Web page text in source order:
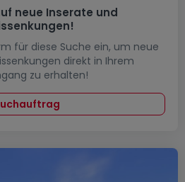
neue Inserate und
für diese Suche ein, um neue
direkt in Ihrem
zu erhalten!